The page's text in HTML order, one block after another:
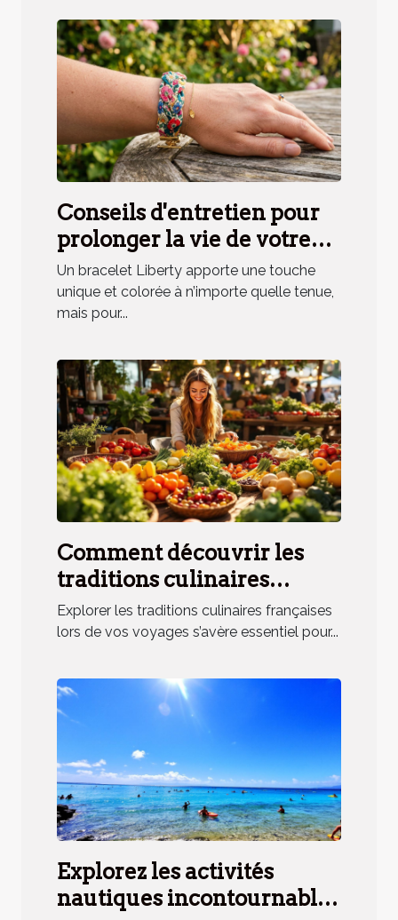
Conseils d'entretien pour
prolonger la vie de votre
bracelet Liberty
Un bracelet Liberty apporte une touche
unique et colorée à n’importe quelle tenue,
mais pour...
Comment découvrir les
traditions culinaires
françaises lors de vos
voyages ?
Explorer les traditions culinaires françaises
lors de vos voyages s’avère essentiel pour...
Explorez les activités
nautiques incontournables